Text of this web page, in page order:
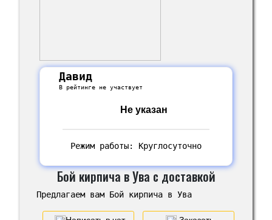
Давид
В рейтинге не участвует
Не указан
Режим работы: Круглосуточно
Бой кирпича в Ува с доставкой
Предлагаем вам Бой кирпича в Ува